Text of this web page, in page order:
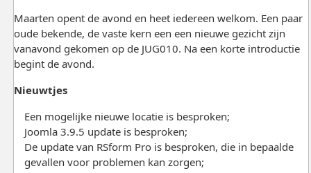
Maarten opent de avond en heet iedereen welkom. Een paar
oude bekende, de vaste kern een een nieuwe gezicht zijn
vanavond gekomen op de JUG010. Na een korte introductie
begint de avond.
Nieuwtjes
Een mogelijke nieuwe locatie is besproken;
Joomla 3.9.5 update is besproken;
De update van RSform Pro is besproken, die in bepaalde
gevallen voor problemen kan zorgen;